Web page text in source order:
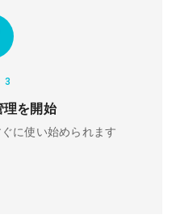
3
理を開始
に使い始められます